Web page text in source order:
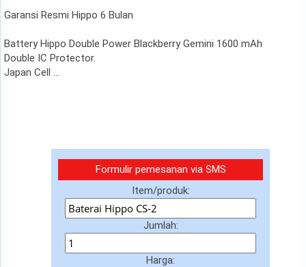
Garansi Resmi Hippo 6 Bulan
Battery Hippo Double Power Blackberry Gemini 1600 mAh
Double IC Protector.
Japan Cell ...
Formulir pemesanan via SMS
Item/produk:
Jumlah:
Harga: